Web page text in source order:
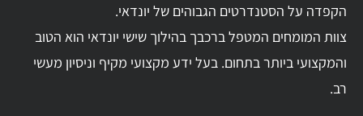
הקפדה על הסטנדרטים הגבוהים של יונדאי.
צוות המומחים המטפל ברכבך בהילוך שישי יונדאי הוא הטוב
והמקצועי ביותר בתחום. בעל ידע מקצועי מקיף וניסיון מעשי
רב.